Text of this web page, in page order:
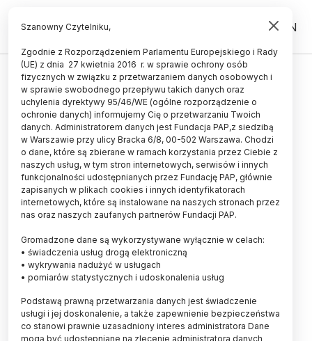
PL EN
Pozostałości
wczesnośredniowiecznego mostu
odkryto w Jezioraku
05.09.2012
aktualizacja: 05.09.2012
2 minuty czytania
Pozostałości mostu sprzed prawie 800 lat na
jeziorze Jeziorak koło Iławy, prowadzącego z
wyspy Wielka Żuława na ląd stały w kierunku
północnym, znaleźli archeolodzy.
Badania prowadzono w ramach
interdyscyplinarnego projektu badawczego „Katalog
Szanowny Czytelniku,
Zgodnie z Rozporządzeniem Parlamentu Europejskiego i Rady
(UE) z dnia 27 kwietnia 2016 r. w sprawie ochrony osób
fizycznych w związku z przetwarzaniem danych osobowych i
w sprawie swobodnego przepływu takich danych oraz
uchylenia dyrektywy 95/46/WE (ogólne rozporządzenie o
ochronie danych) informujemy Cię o przetwarzaniu Twoich
danych. Administratorem danych jest Fundacja PAP,z siedzibą
w Warszawie przy ulicy Bracka 6/8, 00-502 Warszawa. Chodzi
o dane, które są zbierane w ramach korzystania przez Ciebie z
naszych usług, w tym stron internetowych, serwisów i innych
funkcjonalności udostępnianych przez Fundację PAP, głównie
zapisanych w plikach cookies i innych identyfikatorach
internetowych, które są instalowane na naszych stronach przez
nas oraz naszych zaufanych partnerów Fundacji PAP.
Gromadzone dane są wykorzystywane wyłącznie w celach:
• świadczenia usług drogą elektroniczną
• wykrywania nadużyć w usługach
• pomiarów statystycznych i udoskonalenia usług
Podstawą prawną przetwarzania danych jest świadczenie
usługi i jej doskonalenie, a także zapewnienie bezpieczeństwa
co stanowi prawnie uzasadniony interes administratora Dane
mogą być udostępniane na zlecenie administratora danych